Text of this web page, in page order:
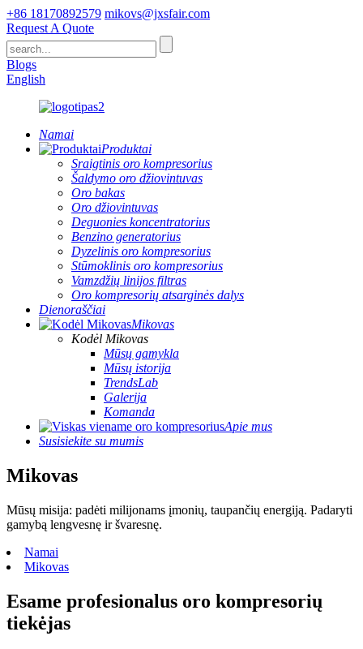
+86 18170892579 mikovs@jxsfair.com
Request A Quote
Blogs
English
Namai
Produktai
Sraigtinis oro kompresorius
Šaldymo oro džiovintuvas
Oro bakas
Oro džiovintuvas
Deguonies koncentratorius
Benzino generatorius
Dyzelinis oro kompresorius
Stūmoklinis oro kompresorius
Vamzdžių linijos filtras
Oro kompresorių atsarginės dalys
Dienoraščiai
Mikovas
Kodėl Mikovas
Mūsų gamykla
Mūsų istorija
TrendsLab
Galerija
Komanda
Apie mus
Susisiekite su mumis
Mikovas
Mūsų misija: padėti milijonams įmonių, taupančių energiją. Padaryti
gamybą lengvesnę ir švaresnę.
Namai
Mikovas
Esame profesionalus oro kompresorių
tiekėjas